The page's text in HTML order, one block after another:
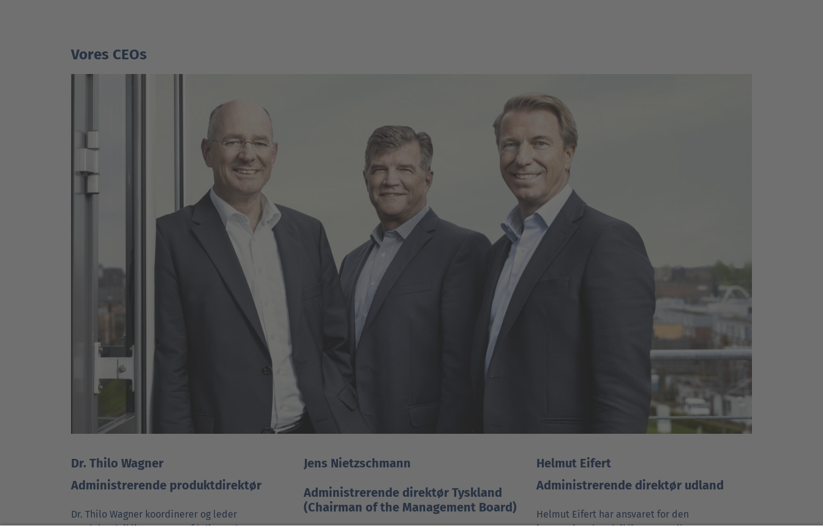
Vores CEOs
Dr. Thilo Wagner
Administrerende produktdirektør
Dr. Thilo Wagner koordinerer og leder
Jens Nietzschmann
Administrerende direktør Tyskland
(Chairman of the Management Board)
Helmut Eifert
Administrerende direktør udland
Helmut Eifert har ansvaret for den